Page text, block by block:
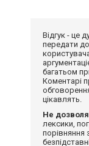
Відгук - це
передати
багатьом
Коментарі
цікавлять.
Не
лексики,
порівняння